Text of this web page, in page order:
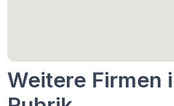
Weitere Firmen